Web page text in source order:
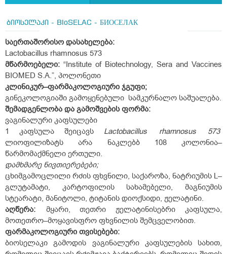
ბიოსელაკი - BIoSELAC - БИОСЕЛАК
საერთაშორისო დასახელება:
Lactobacillus rhamnosus 573
მწარმოებელი: “Institute of Biotechnology, Sera and Vaccines
BIOMED S.A.”, პოლონეთი
კლინიკურ–ფარმაკოლოგიური ჯგუფი;
გინეკოლოგიაში გამოყენებული სამკურნალო საშუალება.
შემადგენლობა და გამოშვების ფორმა:
ვაგინალური კაფსულები
1 კაფსულა შეიცავს Lactobacillus rhamnosus
573
ლიოფილიზატს არა ნაკლებბ 108 კოლონია–
წარმომაქმნელი ერთული.
დამხმარე ნივთიერებები;
ცხიმგამოცლილი რძის ფხვნილი, საქაროზა, ნატრიუმის L–
გლუტამატი, კარტოფილის სახამებელი, მაგნიუმის
სტეარატი, მანიტოლი, ტიტანის დიოქსიდი, ჟელატინი.
აღწერა:
მყარი, თეთრი ჟელატინისებრი კაფსულა,
მოთეთრო–მოყავისფრო ფხვნილის შემცველობით.
ფარმაკოლოგიური თვისებები:
ბიოსელაკი გამოდის ვაგინალური კაფსულების სახით,